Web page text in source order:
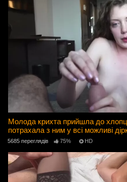
Молода крихта прийшла до
потрахала з ним у всі можливі
5685 переглядів 75% HD